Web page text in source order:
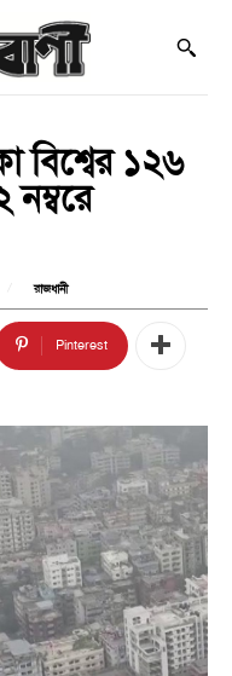
বিশ্বের ১২৬
নম্বরে
রাজধানী
Pinterest